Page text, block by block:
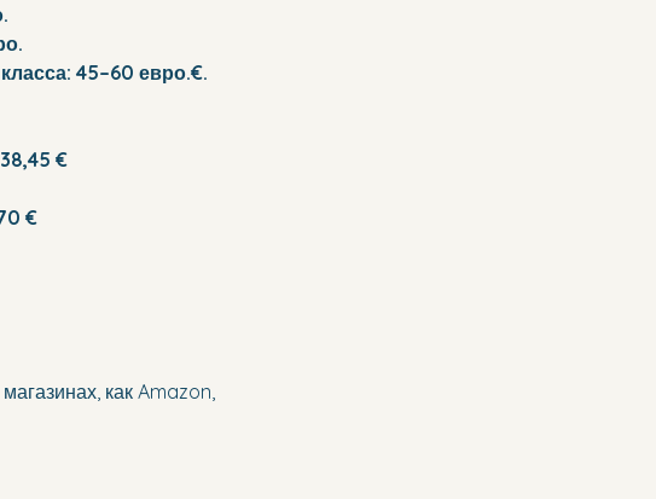
45–60 евро.€.
38,45 €
€
как Amazon,